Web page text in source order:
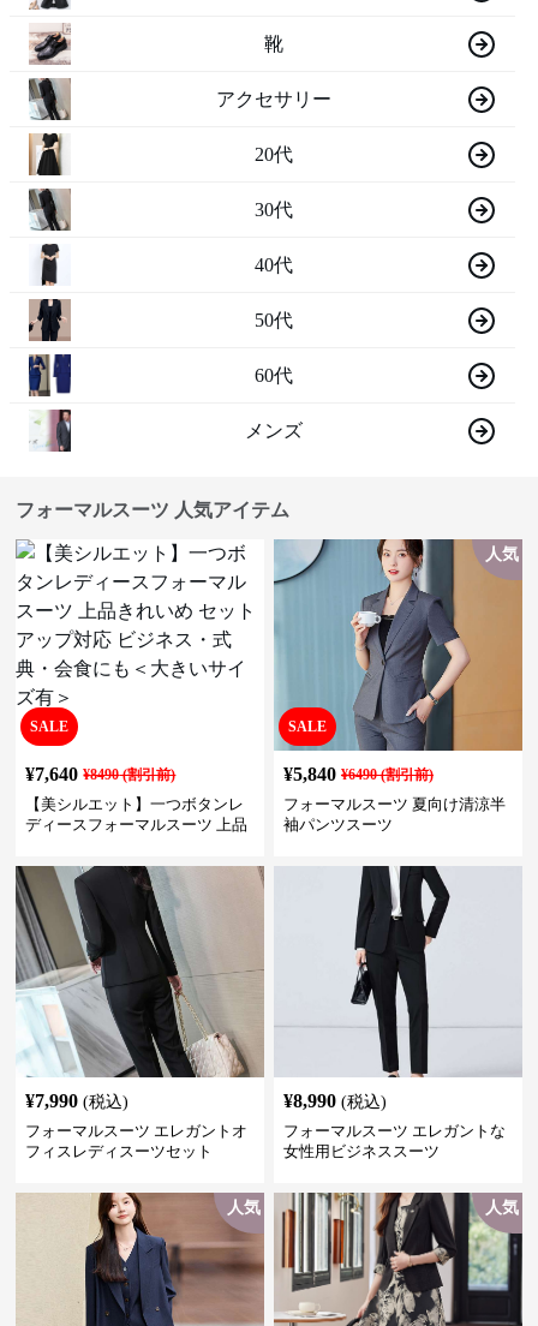
靴
アクセサリー
20代
30代
40代
50代
60代
メンズ
フォーマルスーツ 人気アイテム
SALE
¥7,640 ¥8490(割引前)
【美シルエット】一つボタンレ
ディースフォーマルスーツ 上品
ネス・式典・会食にも＜大きい
サイズ有＞
SALE
人気
¥5,840 ¥6490(割引前)
フォーマルスーツ 夏向け清涼半
袖パンツスーツ
¥7,990 (税込)
フォーマルスーツ エレガントオ
フィスレディスーツセット
¥8,990 (税込)
フォーマルスーツ エレガントな
女性用ビジネススーツ
人気 人気